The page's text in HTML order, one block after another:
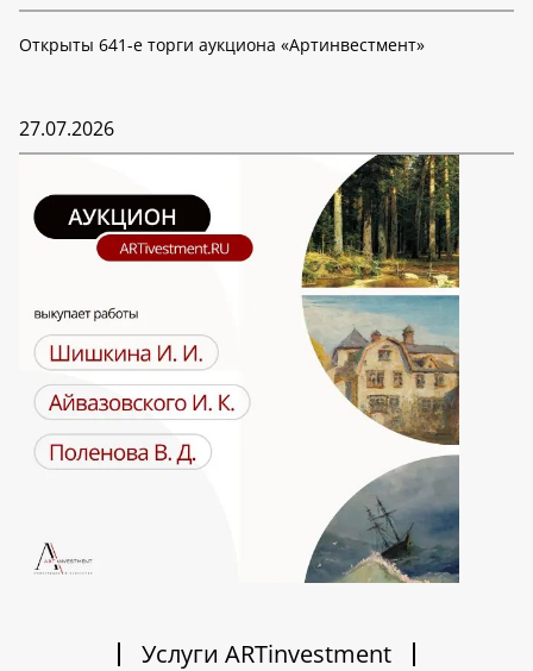
Открыты 641-е торги аукциона «Артинвестмент»
27.07.2026
Услуги ARTinvestment